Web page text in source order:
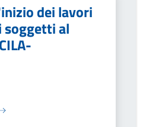
dei lavori
al